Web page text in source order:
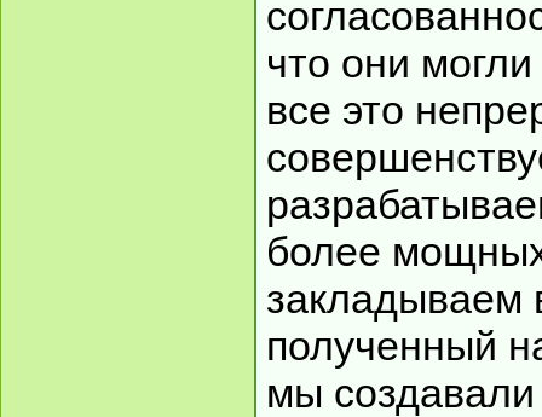
что они
все это
более
закладываем
полученный
мы